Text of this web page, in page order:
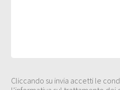
Cliccando su invia accetti le